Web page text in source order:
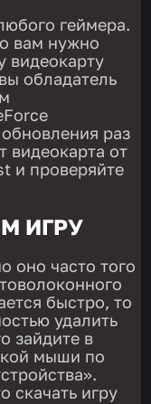
геймера.
вам нужно
видеокарту
обладатель
раз
видеокарта от
и проверяйте
ИГРУ
оно часто того
быстро, то
удалить
зайдите в
мыши по
скачать игру